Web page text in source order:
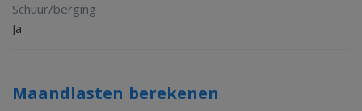
Schuur/berging
Ja
Maandlasten berekenen